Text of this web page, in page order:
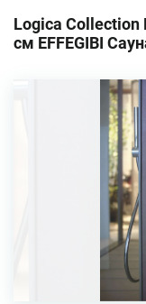
Logica Collection
см EFFEGIBI